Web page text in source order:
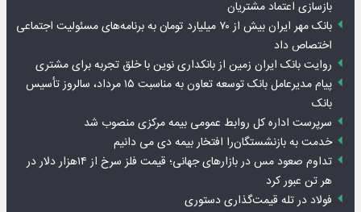
بازسازی اعتماد مشتریان
بانک مهر ایران بیش از ۷۰ میلیارد تومان به برنامه‌های مسئولیت اجتماعی
اختصاص داد
روایت بانک ایران زمین از بانکداری نوین با خلق تجربه برای مشتری
پیام مدیرعامل بانک توسعه تعاون به مناسبت ۱۵ مرداد، سالروز تأسیس
بانک
سرپرست اداره کل روابط عمومی بیمه مرکزی منصوب شد
خدمت به بازنشستگان‌را افتخار بیمه دی می دانیم
تداوم صعود مس در بازارهای جهانی؛ قیمت فلز سرخ از ۱۴هزار دلار در
هر تن عبور کرد
فولاد در تله قیمت‌گذاری دستوری